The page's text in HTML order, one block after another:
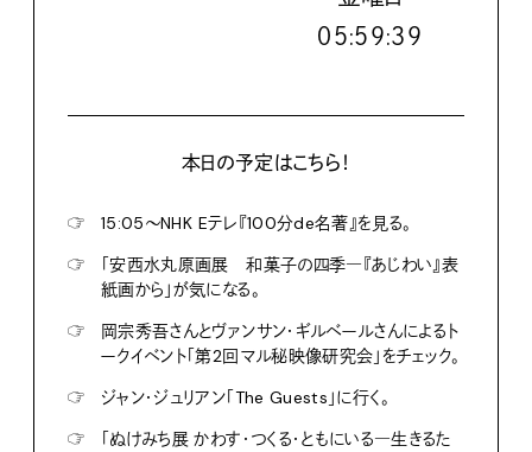
０５:５９:４０
本日の予定はこちら！
☞
15:05〜NHK Eテレ『100分de名著』を見る。
☞
「安西水丸原画展 和菓子の四季―『あじわい』表
紙画から」が気になる。
☞
岡宗秀吾さんとヴァンサン・ギルベールさんによるト
ークイベント「第2回マル秘映像研究会」をチェック。
☞
ジャン・ジュリアン「The Guests」に行く。
☞
「ぬけみち展 かわす・つくる・ともにいる―生きるた